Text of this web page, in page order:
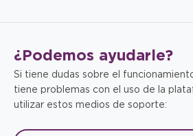
¿Podemos ayudarle?
Si tiene dudas sobre el
tiene problemas con el uso de la
utilizar estos medios de soporte: